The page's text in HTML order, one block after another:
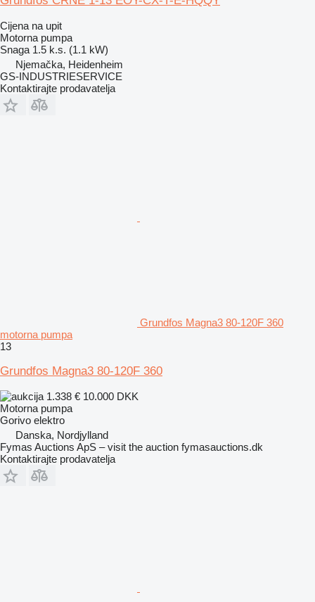
Cijena na upit
Motorna pumpa
Snaga 1.5 k.s. (1.1 kW)
Njemačka, Heidenheim
GS-INDUSTRIESERVICE
Kontaktirajte prodavatelja
Grundfos Magna3 80-120F 360
motorna pumpa
13
Grundfos Magna3 80-120F 360
1.338 € 10.000 DKK
Motorna pumpa
Gorivo elektro
Danska, Nordjylland
Fymas Auctions ApS – visit the auction fymasauctions.dk
Kontaktirajte prodavatelja